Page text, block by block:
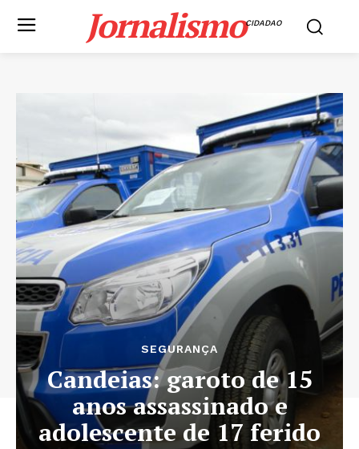
JornalismoCIDADAO
SEGURANÇA
Candeias: garoto de 15
anos assassinado e
adolescente de 17 ferido